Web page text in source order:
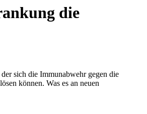
die
sich die Immunabwehr gegen die
können. Was es an neuen